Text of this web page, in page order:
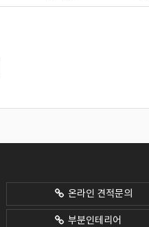
온라인 견적문의
부분인테리어